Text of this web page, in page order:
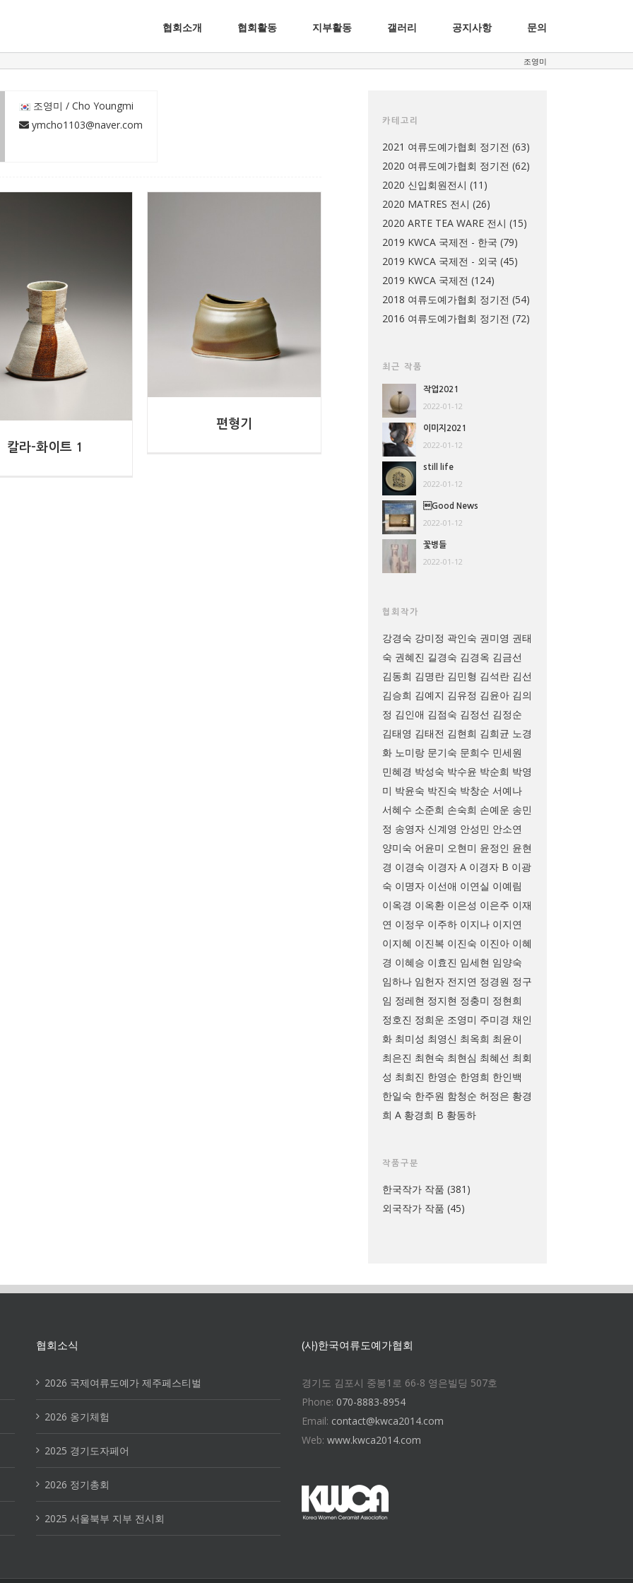
협회소개 협회활동 지부활동 갤러리 공지사항 문의
조영미
조영미 / Cho Youngmi
ymcho1103@naver.com
조영미
칼라-화이트 1
편형기
카테고리
2021 여류도예가협회 정기전 (63)
2020 여류도예가협회 정기전 (62)
2020 신입회원전시 (11)
2020 MATRES 전시 (26)
2020 ARTE TEA WARE 전시 (15)
2019 KWCA 국제전 - 한국 (79)
2019 KWCA 국제전 - 외국 (45)
2019 KWCA 국제전 (124)
2018 여류도예가협회 정기전 (54)
2016 여류도예가협회 정기전 (72)
최근 작품
작업2021
2022-01-12
이미지2021
2022-01-12
still life
2022-01-12
Good News
2022-01-12
꽃병들
2022-01-12
협회작가
강경숙 강미정 곽인숙 권미영 권태
숙 권혜진 길경숙 김경옥 김금선
김동희 김명란 김민형 김석란 김선
김승희 김예지 김유정 김윤아 김의
정 김인애 김점숙 김정선 김정순
김태영 김태전 김현희 김희균 노경
화 노미랑 문기숙 문희수 민세원
민혜경 박성숙 박수윤 박순희 박영
미 박윤숙 박진숙 박창순 서예나
서혜수 소준희 손숙희 손예운 송민
정 송영자 신계영 안성민 안소연
양미숙 어윤미 오현미 윤정인 윤현
경 이경숙 이경자 A 이경자 B 이광
숙 이명자 이선애 이연실 이예림
이옥경 이옥환 이은성 이은주 이재
연 이정우 이주하 이지나 이지연
이지혜 이진복 이진숙 이진아 이혜
경 이혜승 이효진 임세현 임양숙
임하나 임헌자 전지연 정경원 정구
임 정레현 정지현 정충미 정현희
정호진 정희운 조영미 주미경 채인
화 최미성 최영신 최옥희 최윤이
최은진 최현숙 최현심 최혜선 최회
성 최희진 한영순 한영희 한인백
한일숙 한주원 함청순 허정은 황경
희 A 황경희 B 황동하
작품구분
한국작가 작품 (381)
외국작가 작품 (45)
협회소식
2026 국제여류도예가 제주페스티벌
2026 옹기체험
2025 경기도자페어
2026 정기총회
2025 서울북부 지부 전시회
(사)한국여류도예가협회
경기도 김포시 중봉1로 66-8 영은빌딩 507호
Phone: 070-8883-8954
Email: contact@kwca2014.com
Web:www.kwca2014.com